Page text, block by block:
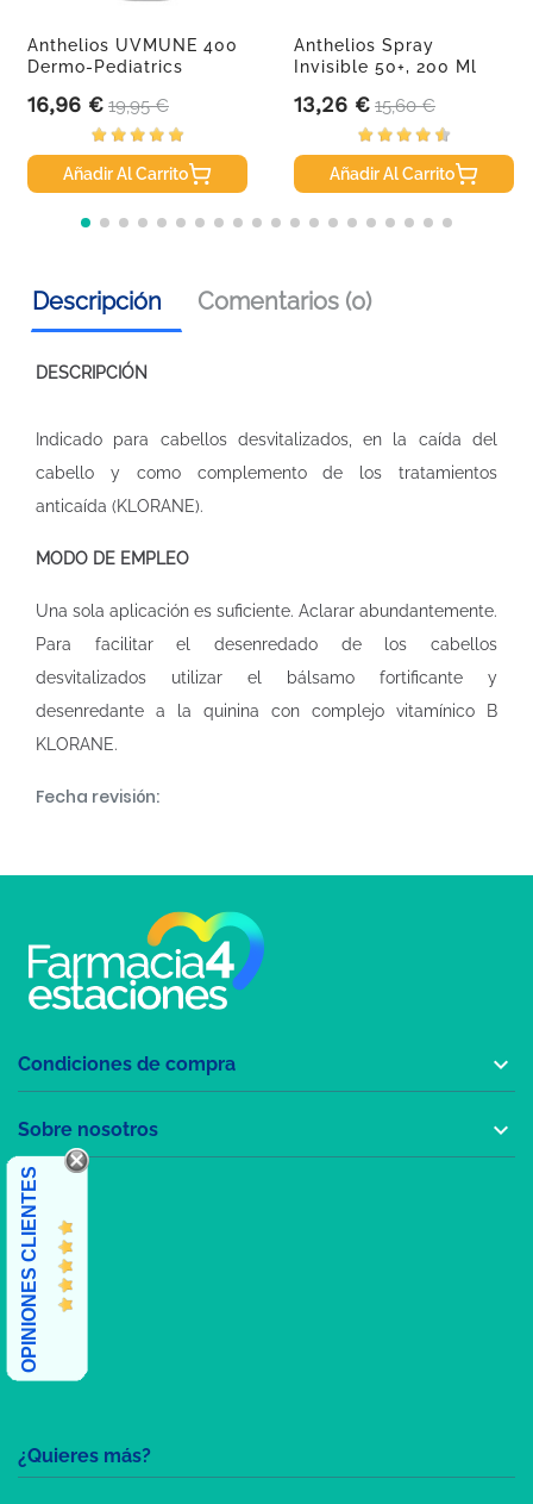
Anthelios UVMUNE 400
Dermo-Pediatrics
Precio
16,96 € Precio base
19,95 €
Añadir Al Carrito
Anthelios Spray
Invisible 50+, 200 Ml
Precio
13,26 € Precio base
15,60 €
Añadir Al Carrito
Descripción Comentarios (0)
DESCRIPCIÓN
Indicado para cabellos desvitalizados, en la caída del
cabello y como complemento de los tratamientos
anticaída (KLORANE).
MODO DE EMPLEO
Una sola aplicación es suficiente. Aclarar abundantemente.
Para facilitar el desenredado de los cabellos
desvitalizados utilizar el bálsamo fortificante y
desenredante a la quinina con complejo vitamínico B
KLORANE.
Fecha revisión:
¿Quieres más?
Condiciones de compra 
Sobre nosotros 
OPINIONES CLIENTES